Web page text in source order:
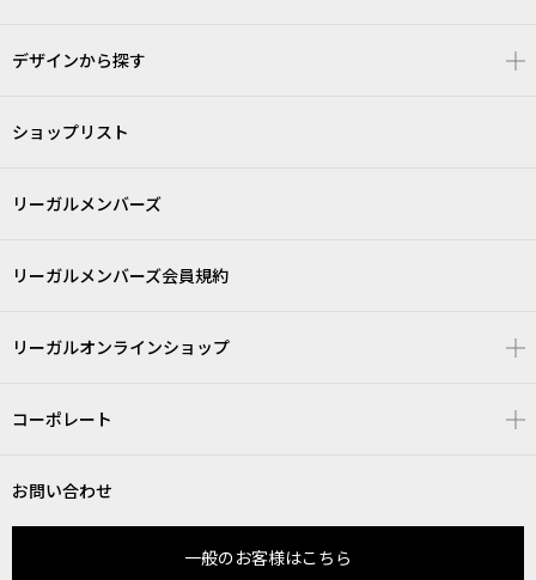
デザインから探す
ショップリスト
リーガルメンバーズ
リーガルメンバーズ会員規約
リーガルオンラインショップ
コーポレート
お問い合わせ
一般のお客様はこちら